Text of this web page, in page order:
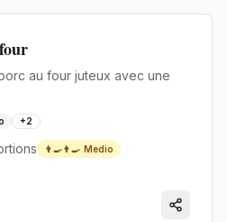
au four juteux avec une
+2
👨‍🍳👨‍🍳 Medio